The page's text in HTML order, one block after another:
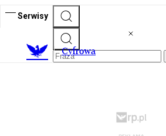
Serwisy
Cyfrowa